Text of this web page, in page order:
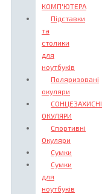
КОМП'ЮТЕРА
Підставки
та
столики
для
ноутбуків
Поляризовані
окуляри
СОНЦЕЗАХИСНІ
ОКУЛЯРИ
Спортивні
Окуляри
Сумки
Сумки
для
ноутбуків